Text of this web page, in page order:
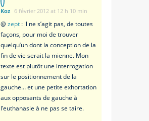
Koz 6 février 2012 at 12 h 10 min
@ zept : il ne s’agit pas, de toutes
façons, pour moi de trouver
quelqu’un dont la conception de la
fin de vie serait la mienne. Mon
texte est plutôt une interrogation
sur le positionnement de la
gauche… et une petite exhortation
aux opposants de gauche à
l’euthanasie à ne pas se taire.